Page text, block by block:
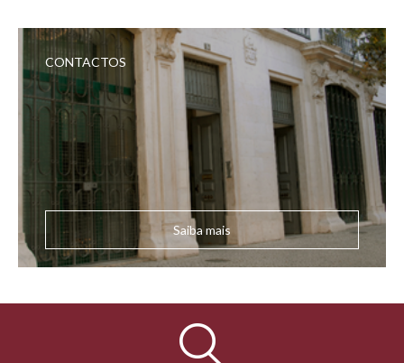
CONTACTOS
Saiba mais